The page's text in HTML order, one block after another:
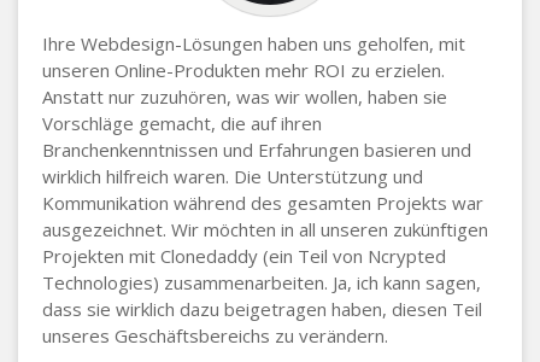
Ihre Webdesign-Lösungen haben uns geholfen, mit
unseren Online-Produkten mehr ROI zu erzielen.
Anstatt nur zuzuhören, was wir wollen, haben sie
Vorschläge gemacht, die auf ihren
Branchenkenntnissen und Erfahrungen basieren und
wirklich hilfreich waren. Die Unterstützung und
Kommunikation während des gesamten Projekts war
ausgezeichnet. Wir möchten in all unseren zukünftigen
Projekten mit Clonedaddy (ein Teil von Ncrypted
Technologies) zusammenarbeiten. Ja, ich kann sagen,
dass sie wirklich dazu beigetragen haben, diesen Teil
unseres Geschäftsbereichs zu verändern.